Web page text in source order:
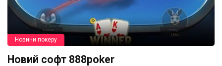
Новини покеру
Новий софт 888poker